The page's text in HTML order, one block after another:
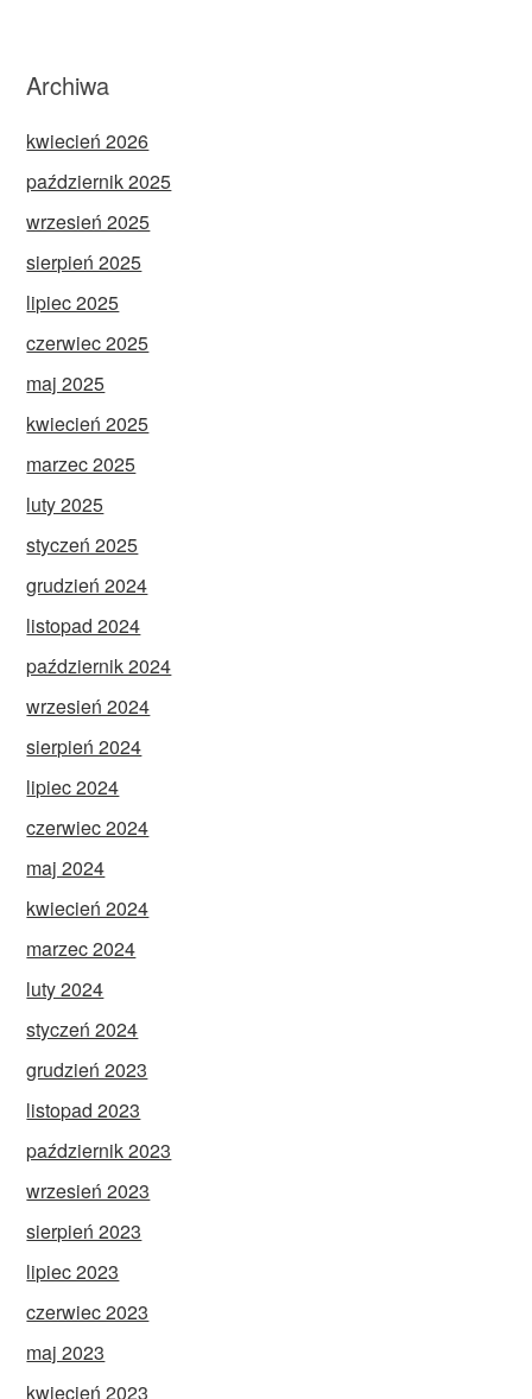
Archiwa
kwiecień 2026
październik 2025
wrzesień 2025
sierpień 2025
lipiec 2025
czerwiec 2025
maj 2025
kwiecień 2025
marzec 2025
luty 2025
styczeń 2025
grudzień 2024
listopad 2024
październik 2024
wrzesień 2024
sierpień 2024
lipiec 2024
czerwiec 2024
maj 2024
kwiecień 2024
marzec 2024
luty 2024
styczeń 2024
grudzień 2023
listopad 2023
październik 2023
wrzesień 2023
sierpień 2023
lipiec 2023
czerwiec 2023
maj 2023
kwiecień 2023